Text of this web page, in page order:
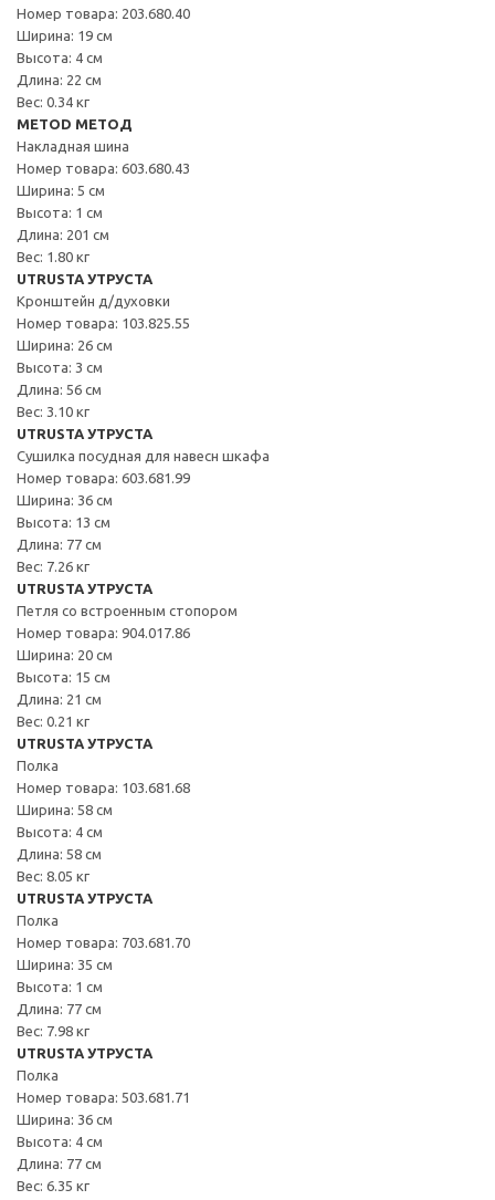
Номер товара: 203.680.40
Ширина: 19 см
Высота: 4 см
Длина: 22 см
Вес: 0.34 кг
METOD МЕТОД
Накладная шина
Номер товара: 603.680.43
Ширина: 5 см
Высота: 1 см
Длина: 201 см
Вес: 1.80 кг
UTRUSTA УТРУСТА
Кронштейн д/духовки
Номер товара: 103.825.55
Ширина: 26 см
Высота: 3 см
Длина: 56 см
Вес: 3.10 кг
UTRUSTA УТРУСТА
Сушилка посудная для навесн шкафа
Номер товара: 603.681.99
Ширина: 36 см
Высота: 13 см
Длина: 77 см
Вес: 7.26 кг
UTRUSTA УТРУСТА
Петля со встроенным стопором
Номер товара: 904.017.86
Ширина: 20 см
Высота: 15 см
Длина: 21 см
Вес: 0.21 кг
UTRUSTA УТРУСТА
Полка
Номер товара: 103.681.68
Ширина: 58 см
Высота: 4 см
Длина: 58 см
Вес: 8.05 кг
UTRUSTA УТРУСТА
Полка
Номер товара: 703.681.70
Ширина: 35 см
Высота: 1 см
Длина: 77 см
Вес: 7.98 кг
UTRUSTA УТРУСТА
Полка
Номер товара: 503.681.71
Ширина: 36 см
Высота: 4 см
Длина: 77 см
Вес: 6.35 кг